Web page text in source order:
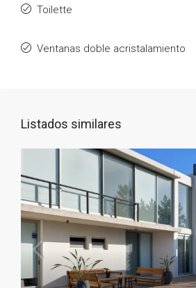
Toilette
Ventanas doble acristalamiento
Listados similares